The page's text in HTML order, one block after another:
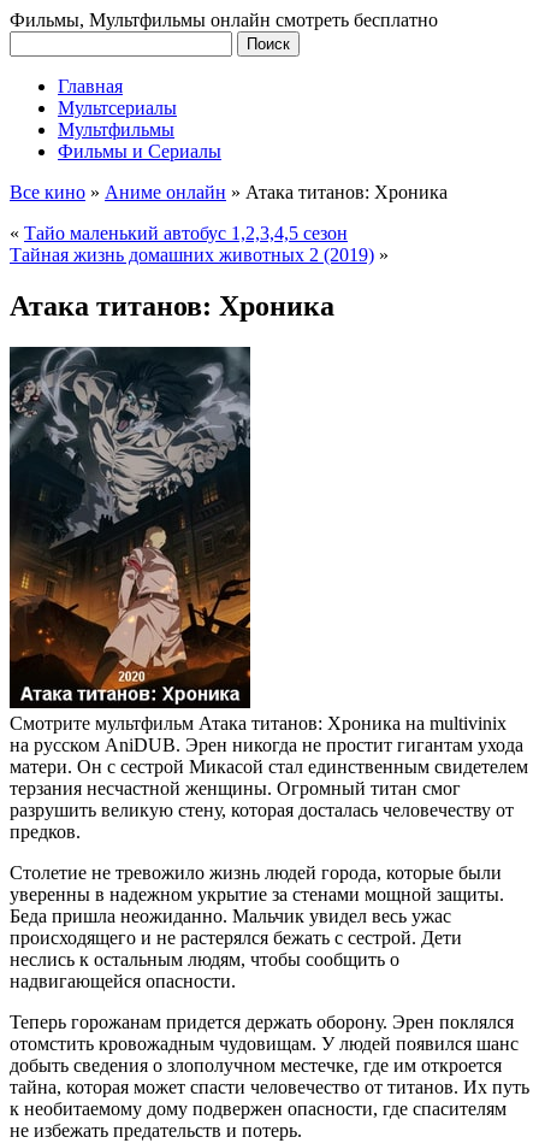
Фильмы, Мультфильмы онлайн смотреть бесплатно
Главная
Мультсериалы
Мультфильмы
Фильмы и Сериалы
Все кино » Аниме онлайн » Атака титанов: Хроника
« Тайо маленький автобус 1,2,3,4,5 сезон
Тайная жизнь домашних животных 2 (2019) »
Атака титанов: Хроника
Смотрите мультфильм Атака титанов: Хроника на multivinix
на русском AniDUB. Эрен никогда не простит гигантам ухода
матери. Он с сестрой Микасой стал единственным свидетелем
терзания несчастной женщины. Огромный титан смог
разрушить великую стену, которая досталась человечеству от
предков.
Столетие не тревожило жизнь людей города, которые были
уверенны в надежном укрытие за стенами мощной защиты.
Беда пришла неожиданно. Мальчик увидел весь ужас
происходящего и не растерялся бежать с сестрой. Дети
неслись к остальным людям, чтобы сообщить о
надвигающейся опасности.
Теперь горожанам придется держать оборону. Эрен поклялся
отомстить кровожадным чудовищам. У людей появился шанс
добыть сведения о злополучном местечке, где им откроется
тайна, которая может спасти человечество от титанов. Их путь
к необитаемому дому подвержен опасности, где спасителям
не избежать предательств и потерь.